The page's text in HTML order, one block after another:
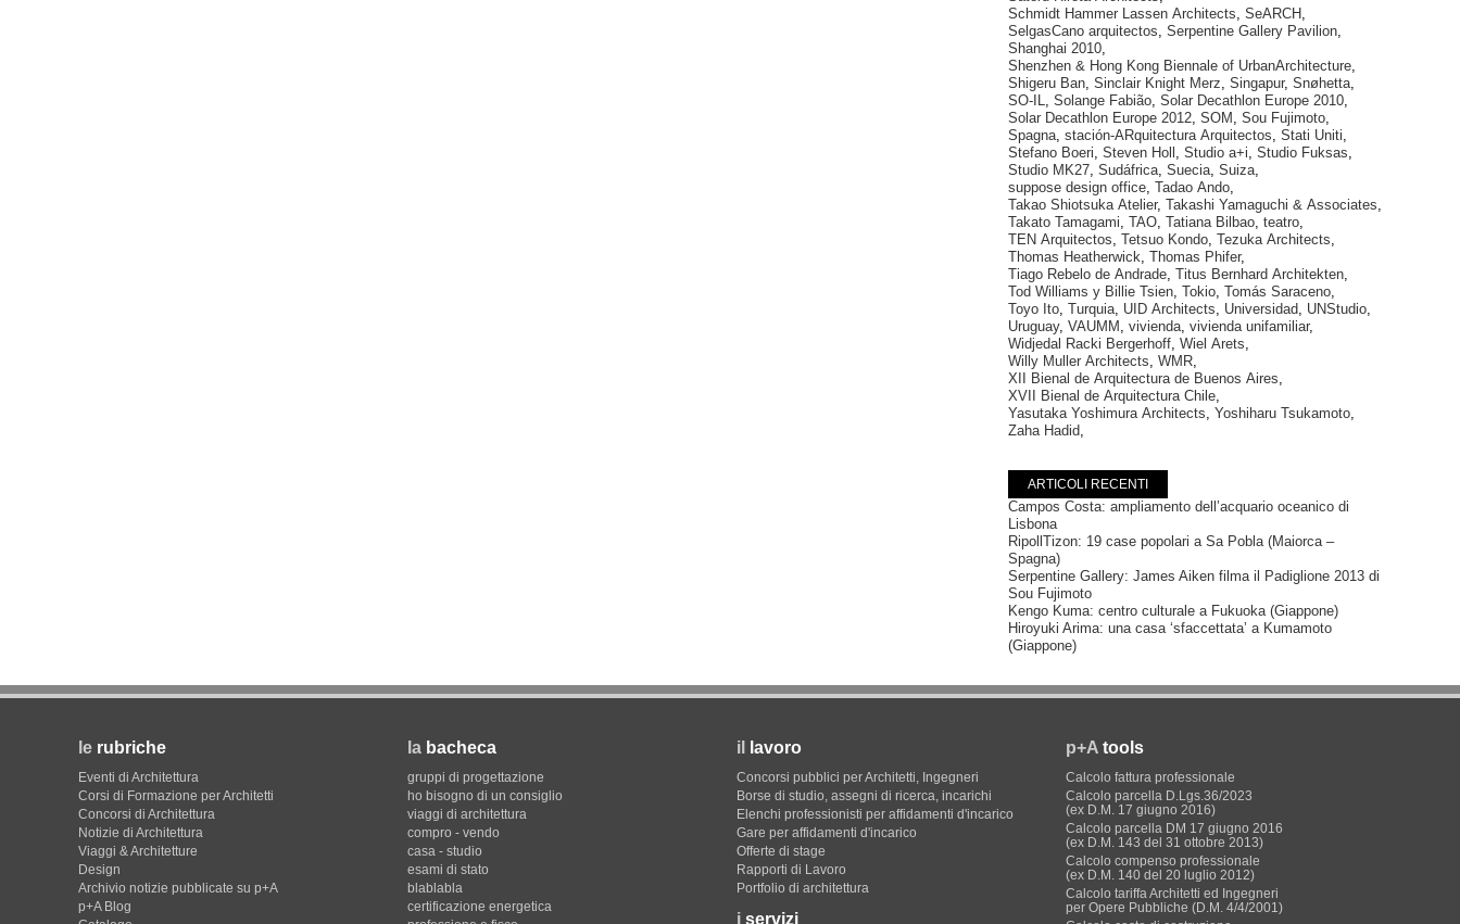
Schmidt Hammer Lassen Architects, SeARCH ,
SelgasCano arquitectos, Serpentine Gallery Pavilion,
Shanghai 2010,
Shenzhen & Hong Kong Biennale of UrbanArchitecture,
Shigeru Ban, Sinclair Knight Merz, Singapur, Snøhetta,
SO-IL, Solange Fabião, Solar Decathlon Europe 2010,
Solar Decathlon Europe 2012, SOM , Sou Fujimoto,
Spagna, stación-ARquitectura Arquitectos, Stati Uniti,
Stefano Boeri, Steven Holl , Studio a+i, Studio Fuksas,
Studio MK27, Sudáfrica, Suecia, Suiza,
suppose design office, Tadao Ando,
Takao Shiotsuka Atelier, Takashi Yamaguchi & Associates,
Takato Tamagami, TAO, Tatiana Bilbao, teatro,
TEN Arquitectos, Tetsuo Kondo, Tezuka Architects,
Thomas Heatherwick, Thomas Phifer,
Tiago Rebelo de Andrade, Titus Bernhard Architekten,
Tod Williams y Billie Tsien, Tokio, Tomás Saraceno,
Toyo Ito, Turquia, UID Architects, Universidad, UNStudio,
Uruguay, VAUMM , vivienda, vivienda unifamiliar,
Widjedal Racki Bergerhoff, Wiel Arets,
Willy Muller Architects, WMR,
XII Bienal de Arquitectura de Buenos Aires,
XVII Bienal de Arquitectura Chile,
Yasutaka Yoshimura Architects, Yoshiharu Tsukamoto,
Zaha Hadid,
ARTICOLI RECENTI
Campos Costa: ampliamento dell’acquario oceanico di
Lisbona
RipollTizon: 19 case popolari a Sa Pobla (Maiorca –
Spagna)
Serpentine Gallery: James Aiken filma il Padiglione 2013 di
Sou Fujimoto
Kengo Kuma: centro culturale a Fukuoka (Giappone)
Hiroyuki Arima: una casa ‘sfaccettata’ a Kumamoto
(Giappone)
le rubriche
Eventi di Architettura
Corsi di Formazione per Architetti
Concorsi di Architettura
Notizie di Architettura
Viaggi & Architetture
Design
Archivio notizie pubblicate su p+A
p+A Blog
la bacheca
gruppi di progettazione
ho bisogno di un consiglio
viaggi di architettura
compro - vendo
casa - studio
esami di stato
blablabla
certificazione energetica
il lavoro
Concorsi pubblici per Architetti, Ingegneri
Borse di studio, assegni di ricerca, incarichi
Elenchi professionisti per affidamenti d'incarico
Gare per affidamenti d'incarico
Offerte di stage
Rapporti di Lavoro
Portfolio di architettura
i servizi
p+A tools
Calcolo fattura professionale
Calcolo parcella D.Lgs.36/2023
(ex D.M. 17 giugno 2016)
Calcolo parcella DM 17 giugno 2016
(ex D.M. 143 del 31 ottobre 2013)
Calcolo compenso professionale
(ex D.M. 140 del 20 luglio 2012)
Calcolo tariffa Architetti ed Ingegneri
per Opere Pubbliche (D.M. 4/4/2001)